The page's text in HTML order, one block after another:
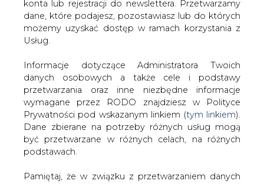
konta lub rejestracji do newslettera. Przetwarzamy
dane, które podajesz, pozostawiasz lub do których
możemy uzyskać dostęp w ramach korzystania z
Usług.
Informacje dotyczące Administratora Twoich
danych osobowych a także cele i podstawy
przetwarzania oraz inne niezbędne informacje
wymagane przez RODO znajdziesz w Polityce
Prywatności pod wskazanym linkiem (tym linkiem).
Dane zbierane na potrzeby różnych usług mogą
być przetwarzane w różnych celach, na różnych
podstawach.
Pamiętaj, że w związku z przetwarzaniem danych
Strona główna
SERWIS INFORMACYJNY CIRE
PGE Elektrownia "Opole&#8221; zagrożona
2010-05-20 00:00
skomentuj
udostępnij:
PGE Elektrownia "Opole&#8221;
zagrożona